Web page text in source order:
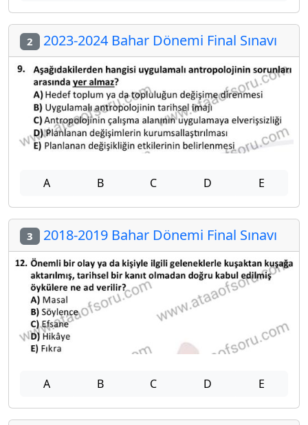
2 2023-2024 Bahar Dönemi Final Sınavı
A B C D E
3 2018-2019 Bahar Dönemi Final Sınavı
A B C D E